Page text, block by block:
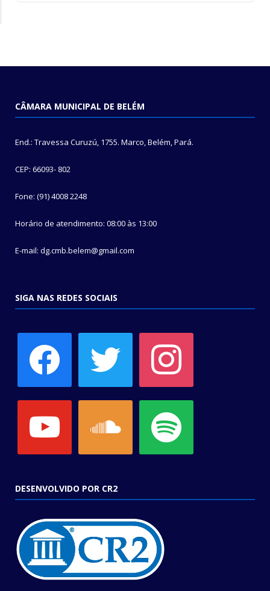
CÂMARA MUNICIPAL DE BELÉM
End.: Travessa Curuzú, 1755. Marco, Belém, Pará.
CEP: 66093- 802
Fone: (91) 4008 2248
Horário de atendimento: 08:00 às 13:00
E-mail: dg.cmb.belem@gmail.com
SIGA NAS REDES SOCIAIS
DESENVOLVIDO POR CR2